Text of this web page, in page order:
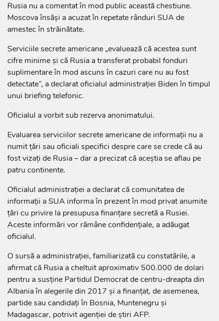
Rusia nu a comentat în mod public această chestiune.
Moscova însăşi a acuzat în repetate rânduri SUA de
amestec în străinătate.
Serviciile secrete americane „evaluează că acestea sunt
cifre minime şi că Rusia a transferat probabil fonduri
suplimentare în mod ascuns în cazuri care nu au fost
detectate”, a declarat oficialul administraţiei Biden în timpul
unui briefing telefonic.
Oficialul a vorbit sub rezerva anonimatului.
Evaluarea serviciilor secrete americane de informaţii nu a
numit ţări sau oficiali specifici despre care se crede că au
fost vizaţi de Rusia – dar a precizat că aceştia se aflau pe
patru continente.
Oficialul administraţiei a declarat că comunitatea de
informaţii a SUA informa în prezent în mod privat anumite
ţări cu privire la presupusa finanţare secretă a Rusiei.
Aceste informări vor rămâne confidenţiale, a adăugat
oficialul.
O sursă a administraţiei, familiarizată cu constatările, a
afirmat că Rusia a cheltuit aproximativ 500.000 de dolari
pentru a susţine Partidul Democrat de centru-dreapta din
Albania în alegerile din 2017 şi a finanţat, de asemenea,
partide sau candidaţi în Bosnia, Muntenegru şi
Madagascar, potrivit agenţiei de ştiri AFP.